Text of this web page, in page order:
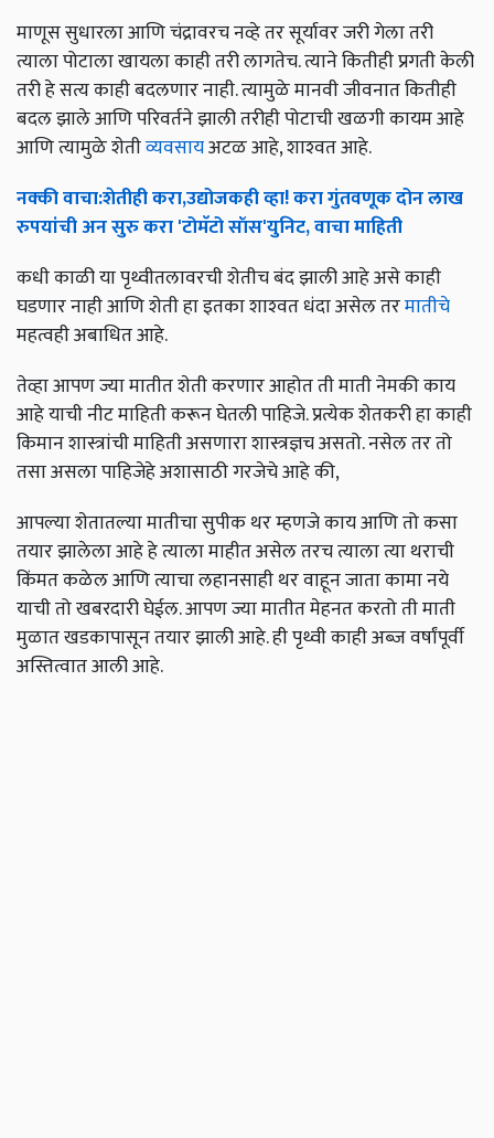
माणूस सुधारला आणि चंद्रावरच नव्हे तर सूर्यावर जरी गेला तरी
त्याला पोटाला खायला काही तरी लागतेच. त्याने कितीही प्रगती केली
तरी हे सत्य काही बदलणार नाही. त्यामुळे मानवी जीवनात कितीही
बदल झाले आणि परिवर्तने झाली तरीही पोटाची खळगी कायम आहे
आणि त्यामुळे शेतीव्यवसायअटळ आहे, शाश्‍वत आहे.
नक्कीवाचा:शेतीहीकरा,उद्योजकहीव्हा!करागुंतवणूकदोनलाख
रुपयांचीअनसुरुकरा'टोमॅटोसॉस'युनिट,वाचामाहिती
कधी काळी या पृथ्वीतलावरची शेतीच बंद झाली आहे असे काही
घडणार नाही आणि शेती हा इतका शाश्‍वत धंदा असेल तरमातीचे
महत्वही अबाधित आहे.
तेव्हा आपण ज्या मातीत शेती करणार आहोत ती माती नेमकी काय
आहे याची नीट माहिती करून घेतली पाहिजे. प्रत्येक शेतकरी हा काही
किमान शास्त्रांची माहिती असणारा शास्त्रज्ञच असतो. नसेल तर तो
तसा असला पाहिजेहे अशासाठी गरजेचे आहे की,
आपल्या शेतातल्या मातीचा सुपीक थर म्हणजे काय आणि तो कसा
तयार झालेला आहे हे त्याला माहीत असेल तरच त्याला त्या थराची
किंमत कळेल आणि त्याचा लहानसाही थर वाहून जाता कामा नये
याची तो खबरदारी घेईल. आपण ज्या मातीत मेहनत करतो ती माती
मुळात खडकापासून तयार झाली आहे. ही पृथ्वी काही अब्ज वर्षांपूर्वी
अस्तित्वात आली आहे.